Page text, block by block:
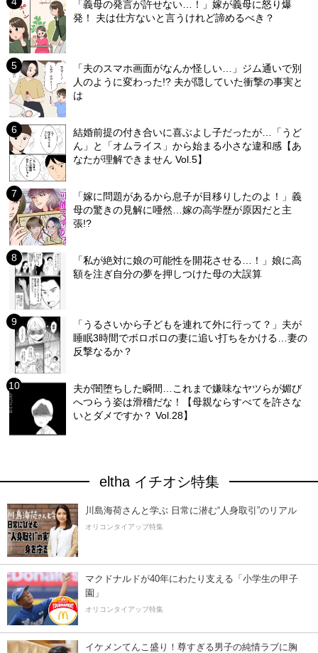
「義母の発言が許せない…！」嫁が義母に怒り爆
発！ 夫は仕方ないと言うけれど諦めるべき？
「夫のスマホ画面がなんか怪しい…」ジム通いで別
人のように変わった!? 夫が隠していた衝撃の事実と
は
結婚前提の付き合いに喜ぶよし子だったが…「うど
ん」と「オムライス」から始まる小さな違和感【あ
なたが理解できません Vol.5】
「嫁に問題があるから息子が目移りしたのよ！」義
母の驚きの見解に唖然…嫁の高学歴が原因だと主
張!?
「私が絶対に娘の可能性を開花させる…！」娘に高
額を注ぎ自分の夢を押しつけた母の大誤算
「うるさいから子どもを連れて外に行って？」夫が
睡眠3時間でボロボロの妻に追い打ちをかける…妻の
反撃なるか？
夫が闇堕ちした瞬間…これまで嫌味なヤツらが媚び
へつらう姿は滑稽だな！【母親ならすべてを許さな
いとダメですか？ Vol.28】
eltha イチオシ特集
川島海荷さんと学ぶ 日常に潜む“人身取引”のリアル
オリコンタイアップ特集
マクドナルドが40年にわたり支える「小学生の甲子
園」
オリコンタイアップ特集
イケメンてんこ盛り！尊すぎる男子の純情ラブに胸